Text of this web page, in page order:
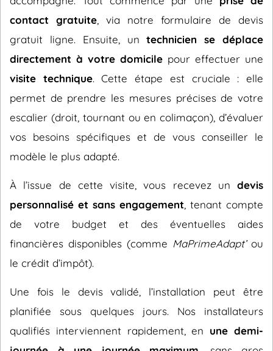
contact gratuite , via notre formulaire de devis
gratuit ligne. Ensuite, untechnicien se déplace
directement à votre domicile pour effectuer une
visite technique. Cette étape est cruciale : elle
permet de prendre les mesures précises de votre
escalier (droit, tournant ou en colimaçon), d’évaluer
vos besoins spécifiques et de vous conseiller le
modèle le plus adapté.
À l’issue de cette visite, vous recevez un devis
personnalisé et sans engagement , tenant compte
de votre budget et des éventuelles aides
financières disponibles (comme MaPrimeAdapt’ou
le crédit d’impôt).
Une fois le devis validé, l’installation peut être
planifiée sous quelques jours. Nos installateurs
qualifiés interviennent rapidement, en une demi-